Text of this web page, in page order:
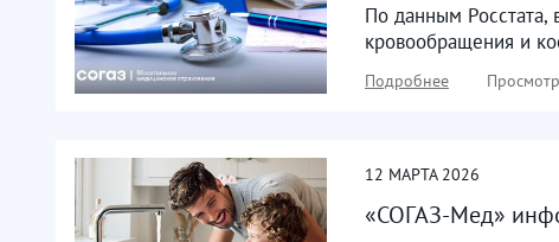
По данным Росстата,
кровообращения и
Подробнее
12 МАРТА 2026
«СОГАЗ-Мед»